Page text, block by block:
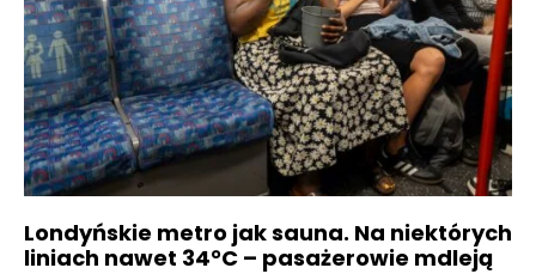
Londyńskie metro jak sauna. Na niektórych
liniach nawet 34°C – pasażerowie mdleją